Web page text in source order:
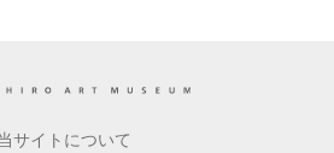
サイトについて